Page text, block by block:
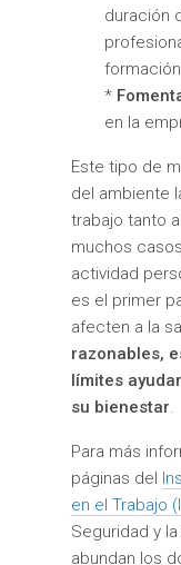
duración
*
en la
Este tipo de
del ambiente
trabajo tanto
muchos
actividad
es el primer
afecten a la
razonables,
límites
su bienestar.
Para más
páginas del
en el Trabajo
Seguridad y
abundan los